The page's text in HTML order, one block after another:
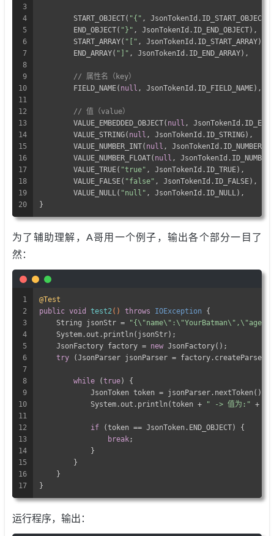
3
4
5
6
7
8
9
10
11
12
13
14
15
16
17
18
19
20
	START_OBJECT(
"{" , JsonTokenId.ID_START_OBJECT),
	END_OBJECT(
"}" , JsonTokenId.ID_END_OBJECT),
	START_ARRAY(
"[" , JsonTokenId.ID_START_ARRAY),
	END_ARRAY(
"]" , JsonTokenId.ID_END_ARRAY),
// 属性名（key）
	FIELD_NAME(
null , JsonTokenId.ID_FIELD_NAME),
// 值（value）
	VALUE_EMBEDDED_OBJECT(
null ,
	VALUE_STRING(
null , JsonTokenId.ID_STRING),
	VALUE_NUMBER_INT(
null ,
	VALUE_NUMBER_FLOAT(
null ,
	VALUE_TRUE(
"true" , JsonTokenId.ID_TRUE),
	VALUE_FALSE(
"false" , JsonTokenId.ID_FALSE),
	VALUE_NULL(
"null" , JsonTokenId.ID_NULL),
}
为了辅助理解，A哥用一个例子，输出各个部分一目了
然：
1
2
3
4
5
6
7
8
9
10
11
12
13
14
15
16
17
@Test
public void test2() throws IOException {
    String jsonStr =
    System.out.println(jsonStr);
    JsonFactory factory =
new JsonFactory();
try (JsonParser jsonParser =
while (true) {
            JsonToken token = jsonParser.nextToken();
            System.out.println(token +
" -> 值为:" +
if (token == JsonToken.END_OBJECT) {
break;
            }
        }
    }
}
运行程序，输出：